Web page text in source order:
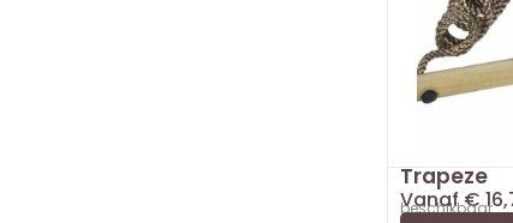
Trapeze
Vanaf€
beschikbaar